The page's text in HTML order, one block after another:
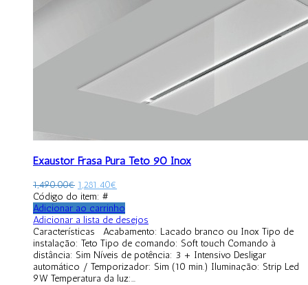
Exaustor Frasa Pura Teto 90 Inox
1,490.00€ 1,281.40€
Código do item: #
Adicionar ao carrinho
Adicionar a lista de desejos
Características Acabamento: Lacado branco ou Inox Tipo de
instalação: Teto Tipo de comando: Soft touch Comando à
distância: Sim Níveis de potência: 3 + Intensivo Desligar
automático / Temporizador: Sim (10 min.) Iluminação: Strip Led
9W Temperatura da luz:...